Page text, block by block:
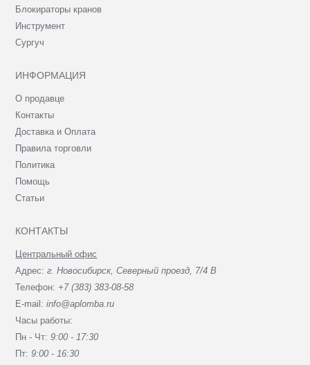
Блокираторы кранов
Инструмент
Сургуч
ИНФОРМАЦИЯ
О продавце
Контакты
Доставка и Оплата
Правила торговли
Политика
Помощь
Статьи
КОНТАКТЫ
Центральный офис
Адрес:г. Новосибирск, Северный проезд, 7/4 В
Телефон: +7 (383) 383-08-58
E-mail:info@aplomba.ru
Часы работы:
Пн - Чт:9:00 - 17:30
Пт:9:00 - 16:30